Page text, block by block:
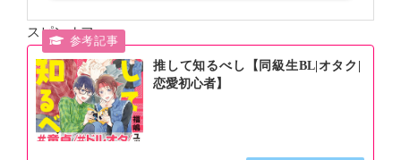
スピンオフ↓
推して知るべし【同級生BL|オタク|
恋愛初心者】